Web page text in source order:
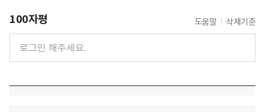
100자평 도움말 삭제기준